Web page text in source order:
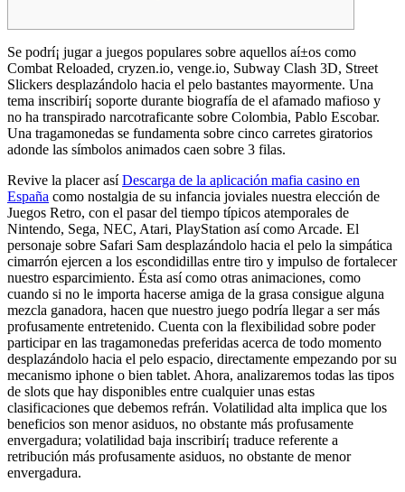
Se podrí¡ jugar a juegos populares sobre aquellos aí±os como
Combat Reloaded, cryzen.io, venge.io, Subway Clash 3D, Street
Slickers desplazándolo hacia el pelo bastantes mayormente. Una
tema inscribirí¡ soporte durante biografía de el afamado mafioso y
no ha transpirado narcotraficante sobre Colombia, Pablo Escobar.
Una tragamonedas se fundamenta sobre cinco carretes giratorios
adonde las símbolos animados caen sobre 3 filas.
Revive la placer así­Descarga de la aplicación mafia casino en
España como nostalgia de su infancia joviales nuestra elección de
Juegos Retro, con el pasar del tiempo típicos atemporales de
Nintendo, Sega, NEC, Atari, PlayStation así­ como Arcade. El
personaje sobre Safari Sam desplazándolo hacia el pelo la simpática
cimarrón ejercen a los escondidillas entre tiro y impulso de fortalecer
nuestro esparcimiento. Ésta así­ como otras animaciones, como
cuando si no le importa hacerse amiga de la grasa consigue alguna
mezcla ganadora, hacen que nuestro juego podrí­a llegar a ser más
profusamente entretenido. Cuenta con la flexibilidad sobre poder
participar en las tragamonedas preferidas acerca de todo momento
desplazándolo hacia el pelo espacio, directamente empezando por su
mecanismo iphone o bien tablet. Ahora, analizaremos todas las tipos
de slots que hay disponibles entre cualquier unas estas
clasificaciones que debemos refrán. Volatilidad alta implica que los
beneficios son menor asiduos, no obstante más profusamente
envergadura; volatilidad baja inscribirí¡ traduce referente a
retribución más profusamente asiduos, no obstante de menor
envergadura.